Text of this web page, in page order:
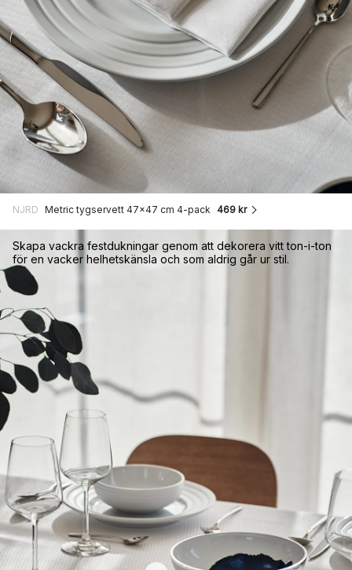
NJRD Metric tygservett 47x47 cm 4-pack 469 kr
Skapa vackra festdukningar genom att dekorera vitt ton-i-ton
för en vacker helhetskänsla och som aldrig går ur stil.